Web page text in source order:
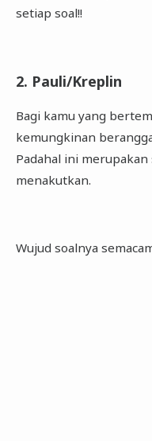
setiap soal!!
2. Pauli/Kreplin
Bagi kamu yang
kemungkinan
Padahal ini
menakutkan.
Wujud soalnya